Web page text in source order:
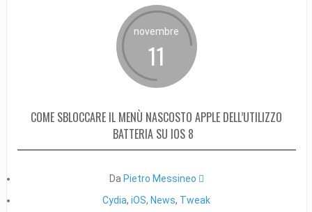
novembre
11
COME SBLOCCARE IL MENÙ NASCOSTO APPLE DELL’UTILIZZO
BATTERIA SU IOS 8
Da Pietro Messineo 
Cydia,iOS, News, Tweak